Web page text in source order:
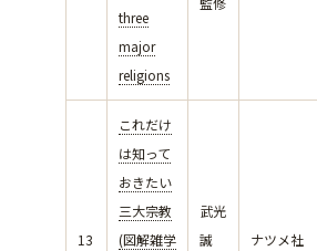
three
major
religions
13
これだけ
は知って
おきたい
三大宗教
(図解雑学
武光
誠
ナツメ社